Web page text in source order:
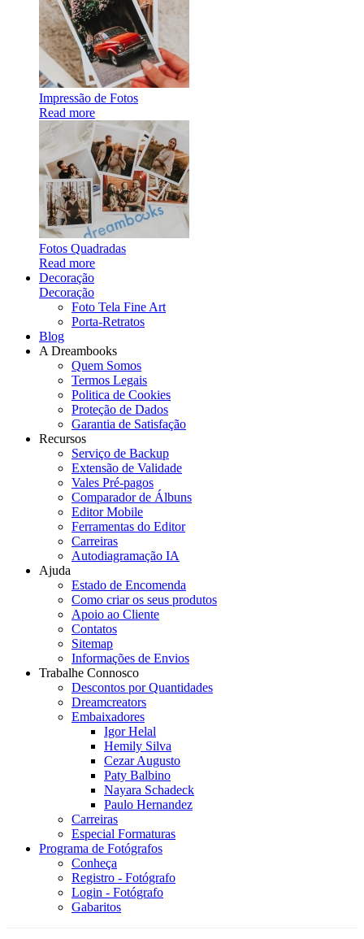
Impressão de Fotos
Read more
Fotos Quadradas
Read more
Decoração
Decoração
Foto Tela Fine Art
Porta-Retratos
Blog
A Dreambooks
Quem Somos
Termos Legais
Politica de Cookies
Proteção de Dados
Garantia de Satisfação
Recursos
Serviço de Backup
Extensão de Validade
Vales Pré-pagos
Comparador de Álbuns
Editor Mobile
Ferramentas do Editor
Carreiras
Autodiagramação IA
Ajuda
Estado de Encomenda
Como criar os seus produtos
Apoio ao Cliente
Contatos
Sitemap
Informações de Envios
Trabalhe Connosco
Descontos por Quantidades
Dreamcreators
Embaixadores
Igor Helal
Hemily Silva
Cezar Augusto
Paty Balbino
Nayara Schadeck
Paulo Hernandez
Carreiras
Especial Formaturas
Programa de Fotógrafos
Conheça
Registro - Fotógrafo
Login - Fotógrafo
Gabaritos